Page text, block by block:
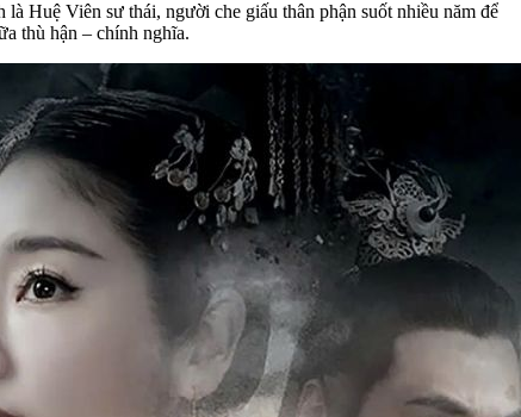
Huệ Viên sư thái, người che giấu thân phận suốt nhiều năm để
thù hận – chính nghĩa.